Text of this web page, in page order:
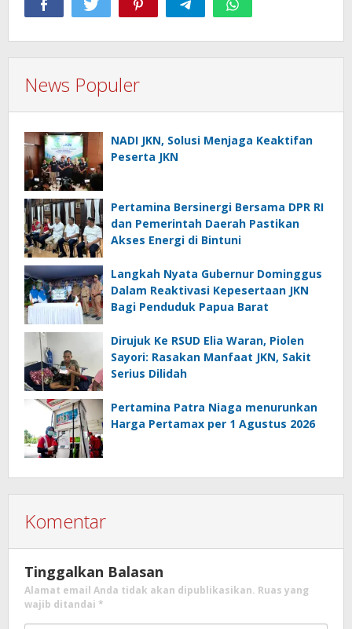
News Populer
NADI JKN, Solusi Menjaga Keaktifan
Peserta JKN
Pertamina Bersinergi Bersama DPR RI
dan Pemerintah Daerah Pastikan
Akses Energi di Bintuni
Langkah Nyata Gubernur Dominggus
Dalam Reaktivasi Kepesertaan JKN
Bagi Penduduk Papua Barat
Dirujuk Ke RSUD Elia Waran, Piolen
Sayori: Rasakan Manfaat JKN, Sakit
Serius Dilidah
Pertamina Patra Niaga menurunkan
Harga Pertamax per 1 Agustus 2026
Komentar
Tinggalkan Balasan
Alamat email Anda tidak akan dipublikasikan. Ruas yang
wajib ditandai *